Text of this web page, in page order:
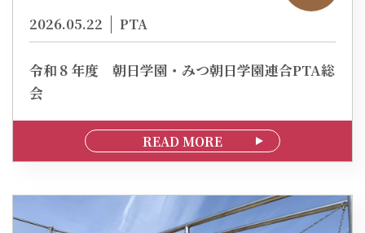
2026.05.22 PTA
令和８年度 朝日学園・みつ朝日学園連合PTA総
会
READ MORE